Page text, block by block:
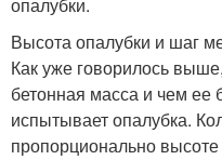
Высота опалубки и шаг
Как уже говорилось
бетонная масса и чем
испытывает опалубка.
пропорционально